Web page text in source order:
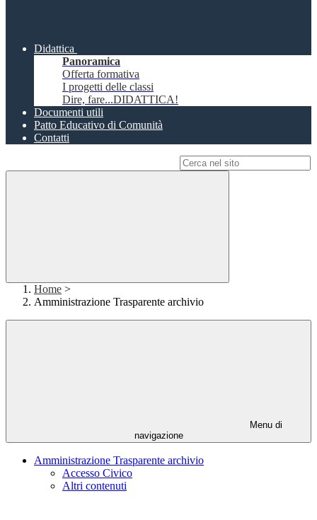
Didattica
Panoramica
Offerta formativa
I progetti delle classi
Dire, fare...DIDATTICA!
Documenti utili
Patto Educativo di Comunità
Contatti
Home >
Amministrazione Trasparente archivio
Menu di
navigazione
Amministrazione Trasparente archivio
Accesso Civico
Altri contenuti